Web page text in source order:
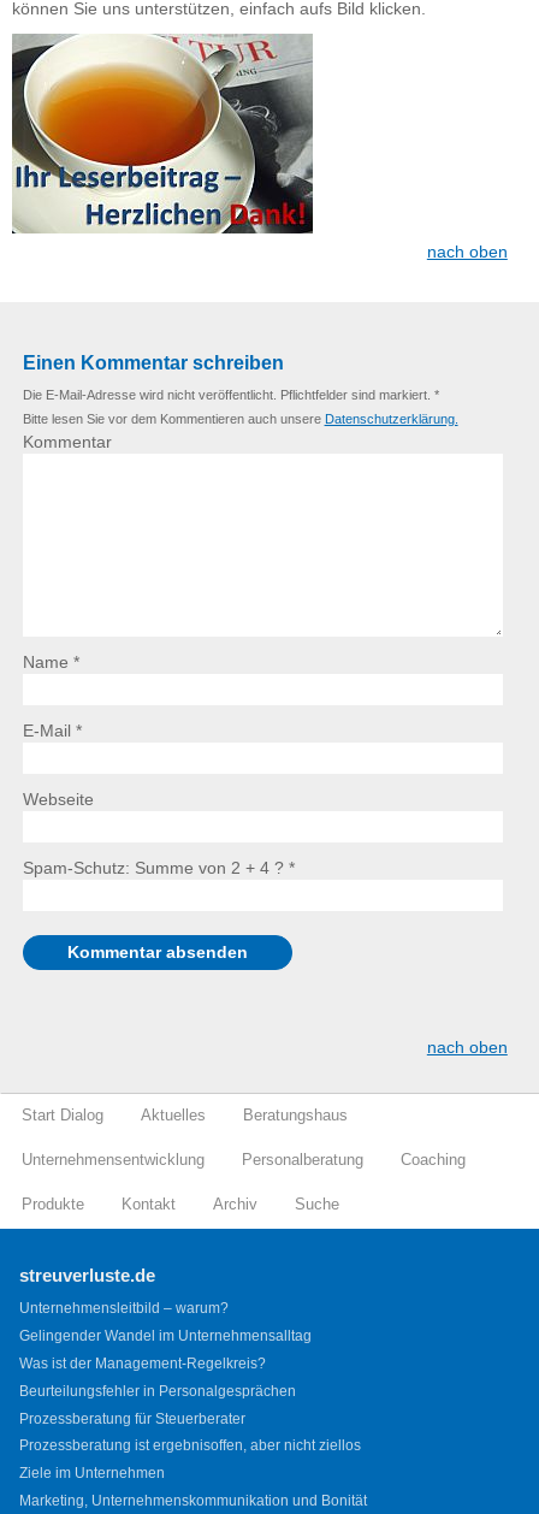
können Sie uns unterstützen, einfach aufs Bild klicken.
nach oben
Einen Kommentar schreiben
Die E-Mail-Adresse wird nicht veröffentlicht. Pflichtfelder sind markiert. *
Bitte lesen Sie vor dem Kommentieren auch unsere Datenschutzerklärung.
Kommentar
Name *
E-Mail *
Webseite
Spam-Schutz: Summe von 2 + 4 ? *
nach oben
Start Dialog Aktuelles Beratungshaus
Unternehmensentwicklung Personalberatung Coaching
Produkte Kontakt Archiv Suche
streuverluste.de
Unternehmensleitbild – warum?
Gelingender Wandel im Unternehmensalltag
Was ist der Management-Regelkreis?
Beurteilungsfehler in Personalgesprächen
Prozessberatung für Steuerberater
Prozessberatung ist ergebnisoffen, aber nicht ziellos
Ziele im Unternehmen
Marketing, Unternehmenskommunikation und Bonität